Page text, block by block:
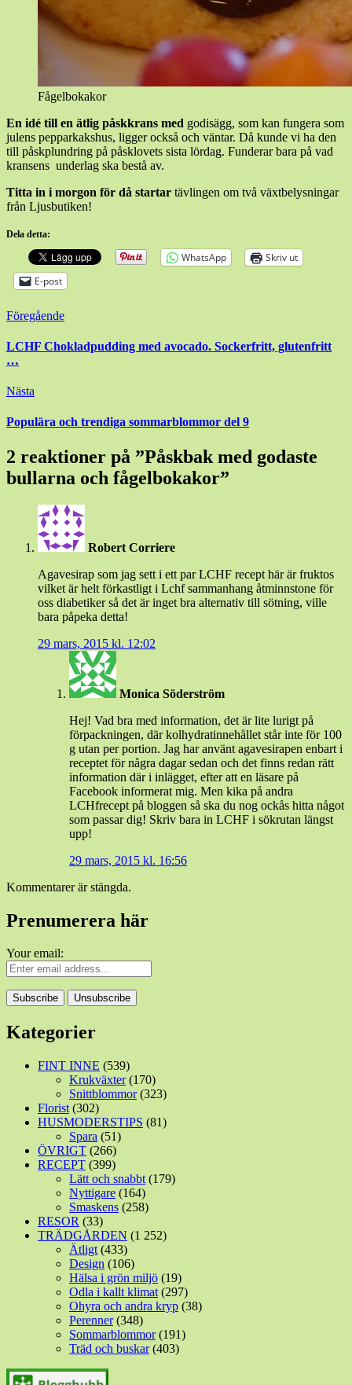
Fågelbokakor
En idé till en ätlig påskkrans med godisägg, som kan fungera som
julens pepparkakshus, ligger också och väntar. Då kunde vi ha den
till påskplundring på påsklovets sista lördag. Funderar bara på vad
kransens underlag ska bestå av.
Titta in i morgon för då startar tävlingen om två växtbelysningar
från Ljusbutiken!
Dela detta:
WhatsApp
Skriv ut
E-post
Inläggsnavigering
Föregående
LCHF Chokladpudding med avocado. Sockerfritt, glutenfritt
…
Nästa
Populära och trendiga sommarblommor del 9
2 reaktioner på ”Påskbak med godaste
bullarna och fågelbokakor”
Robert Corriere
Agavesirap som jag sett i ett par LCHF recept här är fruktos
vilket är helt förkastligt i Lchf sammanhang åtminnstone för
oss diabetiker så det är inget bra alternativ till sötning, ville
bara påpeka detta!
29 mars, 2015 kl. 12:02
Monica Söderström
Hej! Vad bra med information, det är lite lurigt på
förpackningen, där kolhydratinnehållet står inte för 100
g utan per portion. Jag har använt agavesirapen enbart i
receptet för några dagar sedan och det finns redan rätt
information där i inlägget, efter att en läsare på
Facebook informerat mig. Men kika på andra
LCHfrecept på bloggen så ska du nog ockås hitta något
som passar dig! Skriv bara in LCHF i sökrutan längst
upp!
29 mars, 2015 kl. 16:56
Kommentarer är stängda.
Prenumerera här
Your email:
Kategorier
FINT INNE (539)
Krukväxter(170)
Snittblommor(323)
Florist (302)
HUSMODERSTIPS (81)
Spara (51)
ÖVRIGT (266)
RECEPT (399)
Lätt och snabbt (179)
Nyttigare (164)
Smaskens (258)
RESOR (33)
TRÄDGÅRDEN (1 252)
Ätligt (433)
Design (106)
Hälsa i grön miljö (19)
Odla i kallt klimat (297)
Ohyra och andra kryp (38)
Perenner(348)
Sommarblommor(191)
Träd och buskar(403)